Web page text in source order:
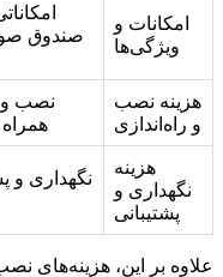
امکانات و
ویژگی‌ها
صندوق
هزینه نصب
و راه‌اندازی
نصب و
هزینه
نگهداری و
پشتیبانی
نگهداری و
علاوه بر این، هزینه‌های